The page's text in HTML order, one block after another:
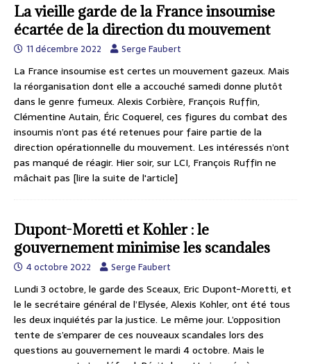
La vieille garde de la France insoumise
écartée de la direction du mouvement
11 décembre 2022 Serge Faubert
La France insoumise est certes un mouvement gazeux. Mais
la réorganisation dont elle a accouché samedi donne plutôt
dans le genre fumeux. Alexis Corbière, François Ruffin,
Clémentine Autain, Éric Coquerel, ces figures du combat des
insoumis n’ont pas été retenues pour faire partie de la
direction opérationnelle du mouvement. Les intéressés n’ont
pas manqué de réagir. Hier soir, sur LCI, François Ruffin ne
mâchait pas [lire la suite de l'article]
Dupont-Moretti et Kohler : le
gouvernement minimise les scandales
4 octobre 2022 Serge Faubert
Lundi 3 octobre, le garde des Sceaux, Eric Dupont-Moretti, et
le le secrétaire général de l’Elysée, Alexis Kohler, ont été tous
les deux inquiétés par la justice. Le même jour. L’opposition
tente de s’emparer de ces nouveaux scandales lors des
questions au gouvernement le mardi 4 octobre. Mais le